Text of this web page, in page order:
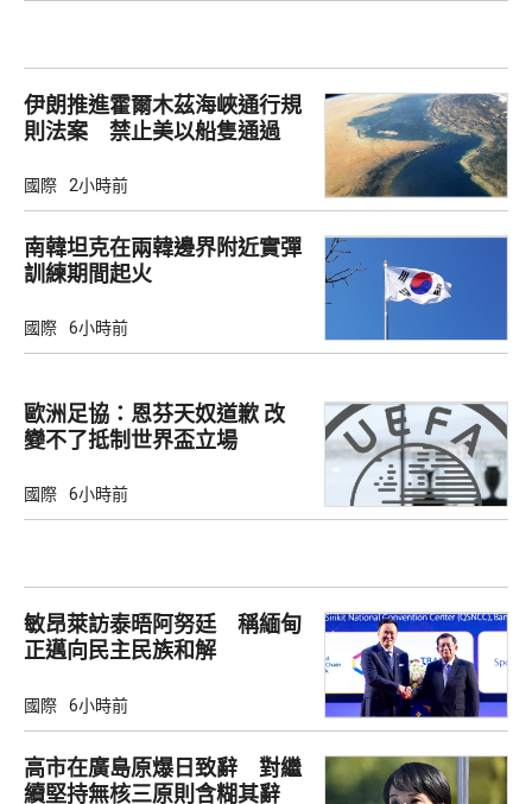
伊朗推進霍爾木茲海峽通行規
則法案 禁止美以船隻通過
國際 2小時前
南韓坦克在兩韓邊界附近實彈
訓練期間起火
國際 6小時前
歐洲足協：恩芬天奴道歉 改
變不了抵制世界盃立場
國際 6小時前
敏昂萊訪泰晤阿努廷 稱緬甸
正邁向民主民族和解
國際 6小時前
高市在廣島原爆日致辭 對繼
續堅持無核三原則含糊其辭